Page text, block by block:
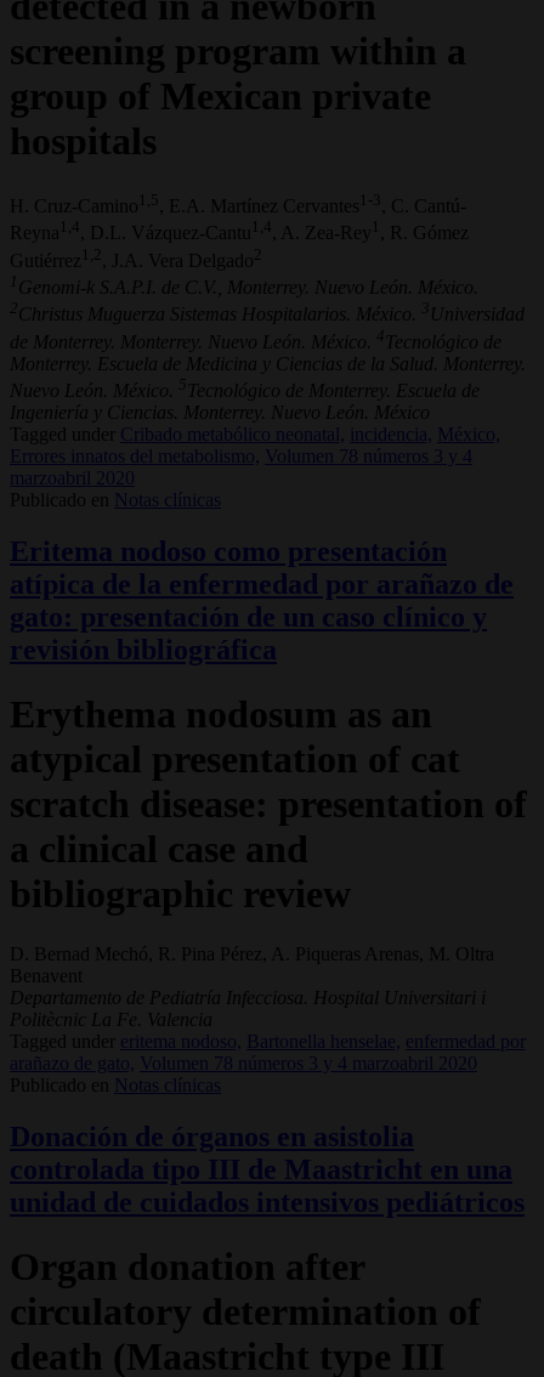
screening program within a
group of Mexican private
hospitals
H. Cruz-Camino 1,5 , E.A. Martínez Cervantes 1-3
, C. Cantú-
Reyna 1,4 , D.L. Vázquez-Cantu 1,4 , A. Zea-Rey 1
, R. Gómez
Gutiérrez 1,2 , J.A. Vera Delgado
1 Genomi-k S.A.P.I. de C.V., Monterrey. Nuevo León. México.
2Christus Muguerza Sistemas Hospitalarios. México. 3 Universidad
de Monterrey. Monterrey. Nuevo León. México.
4 Tecnológico de
Monterrey. Escuela de Medicina y Ciencias de la Salud. Monterrey.
Nuevo León. México. 5 Tecnológico de Monterrey. Escuela de
Ingeniería y Ciencias. Monterrey. Nuevo León. México
Tagged under
Cribado metabólico neonatal, incidencia,
México,
Errores innatos del metabolismo,
Volumen 78 números 3 y 4
marzoabril 2020
Publicado en
Notas clínicas
Eritema nodoso como presentación
atípica de la enfermedad por arañazo de
gato: presentación de un caso clínico y
revisión bibliográfica
Erythema nodosum as an
atypical presentation of cat
scratch disease: presentation of
a clinical case and
bibliographic review
D. Bernad Mechó, R. Pina Pérez, A. Piqueras Arenas, M. Oltra
Benavent
Departamento de Pediatría Infecciosa. Hospital Universitari i
Politècnic La Fe. Valencia
Tagged under
eritema nodoso, Bartonella henselae, enfermedad por
arañazo de gato,
Volumen 78 números 3 y 4 marzoabril 2020
Publicado en
Notas clínicas
Donación de órganos en asistolia
controlada tipo III de Maastricht en una
unidad de cuidados intensivos pediátricos
Organ donation after
circulatory determination of
death (Maastricht type III